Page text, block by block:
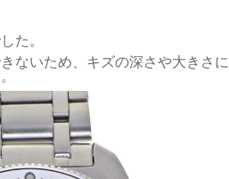
た。
ないため、キズの深さや大きさに